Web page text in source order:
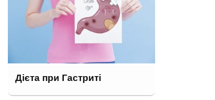
Дієта при Гастриті